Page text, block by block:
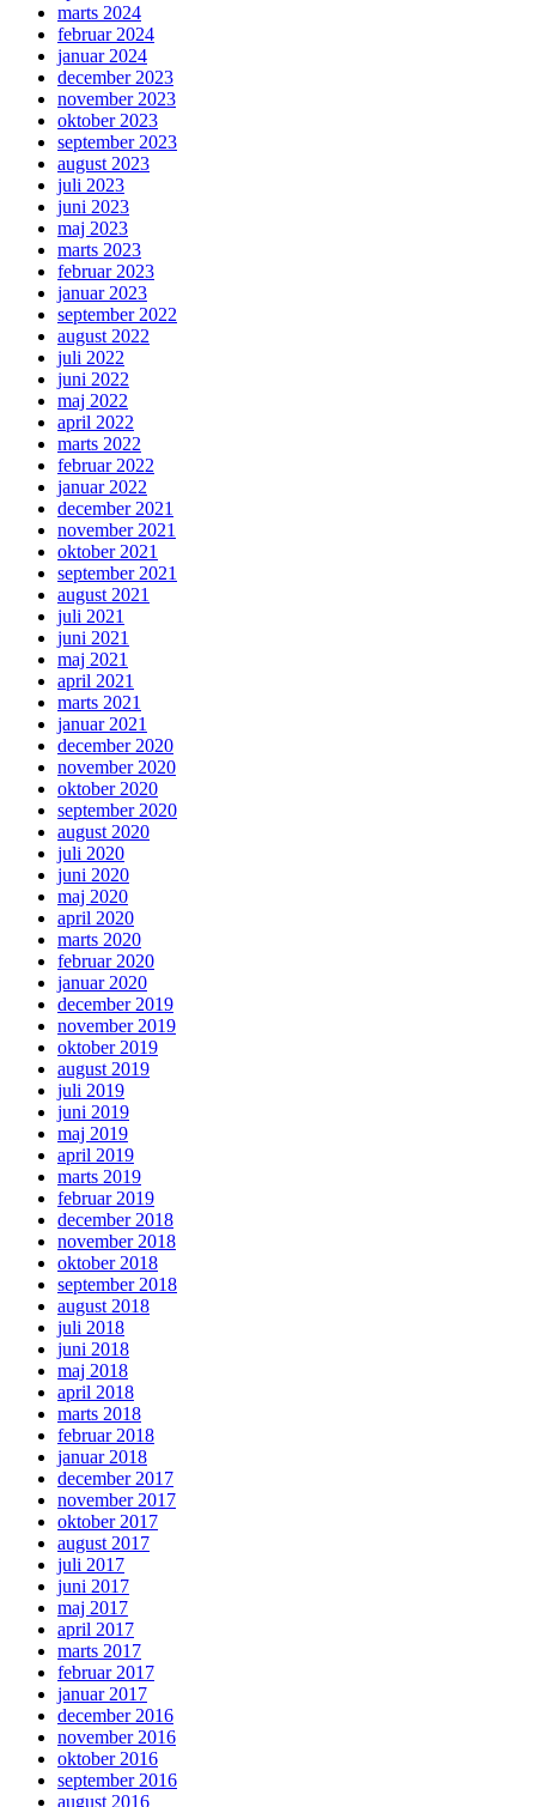
marts 2024
februar 2024
januar 2024
december 2023
november 2023
oktober 2023
september 2023
august 2023
juli 2023
juni 2023
maj 2023
marts 2023
februar 2023
januar 2023
september 2022
august 2022
juli 2022
juni 2022
maj 2022
april 2022
marts 2022
februar 2022
januar 2022
december 2021
november 2021
oktober 2021
september 2021
august 2021
juli 2021
juni 2021
maj 2021
april 2021
marts 2021
januar 2021
december 2020
november 2020
oktober 2020
september 2020
august 2020
juli 2020
juni 2020
maj 2020
april 2020
marts 2020
februar 2020
januar 2020
december 2019
november 2019
oktober 2019
august 2019
juli 2019
juni 2019
maj 2019
april 2019
marts 2019
februar 2019
december 2018
november 2018
oktober 2018
september 2018
august 2018
juli 2018
juni 2018
maj 2018
april 2018
marts 2018
februar 2018
januar 2018
december 2017
november 2017
oktober 2017
august 2017
juli 2017
juni 2017
maj 2017
april 2017
marts 2017
februar 2017
januar 2017
december 2016
november 2016
oktober 2016
september 2016
august 2016